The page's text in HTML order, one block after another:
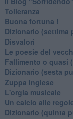
Tolleranza
Buona fortuna !
​Dizionario (settima
Disvalori
Le poesie del
Fallimento o quasi
Dizionario (sesta
Zuppa inglese
L'orgia musicale
Un calcio alle
Dizionario (quinta